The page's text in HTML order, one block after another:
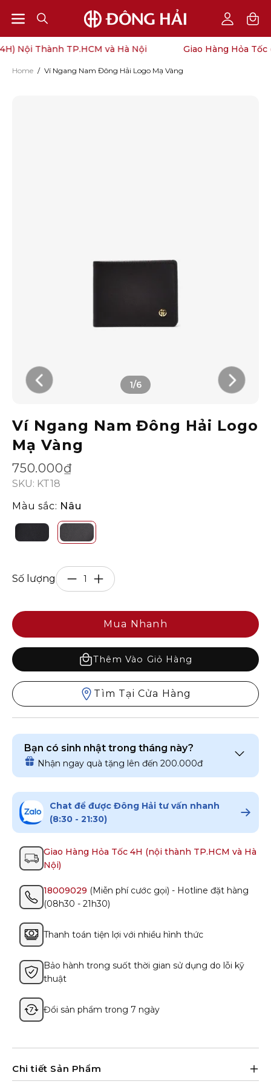
Open
navigation
menu
OPEN
SEARCH
BAR
My
Account
Nội Thành TP.HCM và Hà Nội Giao Hàng Hỏa Tốc
Home / Ví Ngang Nam Đông Hải Logo Mạ Vàng
1/6
Ví Ngang Nam Đông Hải Logo
Mạ Vàng
750.000₫
SKU: KT18
Màu sắc: Nâu
Số lượng
Mua Nhanh
Thêm Vào Giỏ Hàng
Tìm Tại Cửa Hàng
Bạn có sinh nhật trong tháng này?
Nhận ngay quà tặng lên đến 200.000đ
Chat để được Đông Hải tư vấn nhanh
(8:30 - 21:30)
Giao Hàng Hỏa Tốc 4H (nội thành TP.HCM và Hà
Nội)
18009029 (Miễn phí cước gọi) - Hotline đặt hàng
(08h30 - 21h30)
Thanh toán tiện lợi với nhiều hình thức
Bảo hành trong suốt thời gian sử dụng do lỗi kỹ
thuật
Đổi sản phẩm trong 7 ngày
Chi tiết Sản Phẩm